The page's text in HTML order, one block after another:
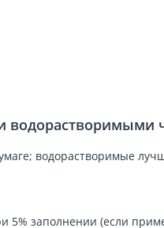
водорастворимыми
водорастворимые
5% заполнении (если